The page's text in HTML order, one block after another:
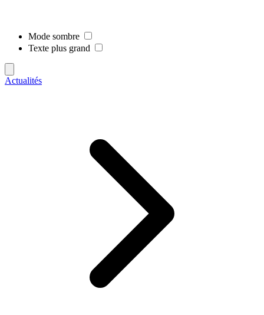
Mode sombre
Texte plus grand
Actualités